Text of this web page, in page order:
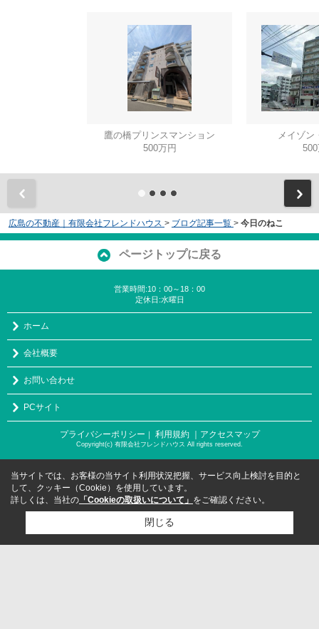
鷹の橋プリンスマンション
500万円
メイゾン
広島の不動産｜有限会社フレンドハウス > ブログ記事一覧 > 今日のねこ
ページトップに戻る
営業時間:10：00～18：00
定休日:水曜日
ホーム
会社概要
お問い合わせ
PCサイト
プライバシーポリシー 利用規約 ｜アクセスマップ
Copyright(c) 有限会社フレンドハウス All rights reserved.
当サイトでは、お客様の当サイト利用状況把握、サービス向上検討を目的と
して、クッキー（Cookie）を使用しています。
詳しくは、当社の 「Cookieの取扱いについて」 をご確認ください。
閉じる